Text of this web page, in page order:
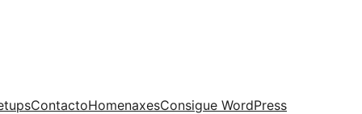
ContactoHomenaxesConsigue WordPress